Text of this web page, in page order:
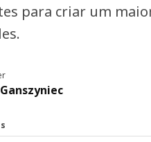
para criar um